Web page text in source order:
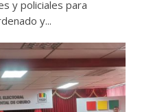
y policiales para
y...